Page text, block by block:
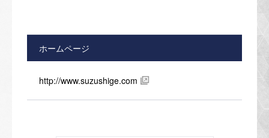
ホームページ
http://www.suzushige.com